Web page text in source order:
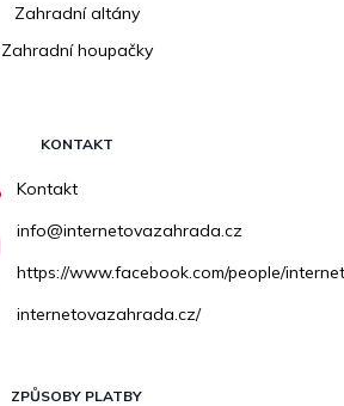
Zahradní altány
Zahradní houpačky
KONTAKT
Kontakt
info@internetovazahrada.cz
https://www.facebook.com/people/
internetovazahrada.cz/
ZPŮSOBY PLATBY